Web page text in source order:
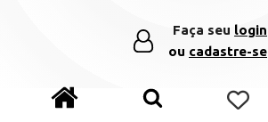
Faça seu login
ou cadastre-se